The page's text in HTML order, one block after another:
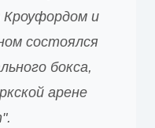
Кроуфордом и
состоялся
бокса,
арене